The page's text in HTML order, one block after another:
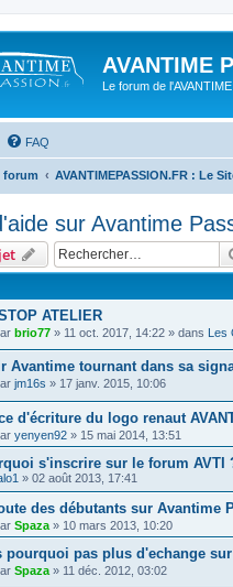
AVANTIME
Le forum de l'AVANTIME
FAQ
forum AVANTIMEPASSION.FR : Le
sur Avantime
ATELIER
brio77 » 11 oct. 2017, 14:22 » dans Les
Avantime tournant dans sa
jm16s » 17 janv. 2015, 10:06
d'écriture du logo renaut
yenyen92 » 15 mai 2014, 13:51
s'inscrire sur le forum AVTI
» 02 août 2013, 17:41
des débutants sur Avantime
Spaza » 10 mars 2013, 10:20
pourquoi pas plus d'echange
Spaza » 11 déc. 2012, 03:02